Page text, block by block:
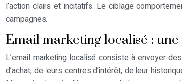
l’action clairs et incitatifs. Le ciblage
campagnes.
Email marketing localisé :
L’email marketing localisé consiste à envoyer
d’achat, de leurs centres d’intérêt, de leur